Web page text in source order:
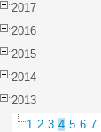
2017
2016
2015
2014
2013
1 2 3 4 5 6 7